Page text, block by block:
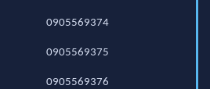
0905569374
0905569375
0905569376